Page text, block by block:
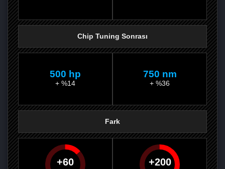
Chip Tuning Sonrası
500 hp
+ %14
750 nm
+ %36
Fark
60 200